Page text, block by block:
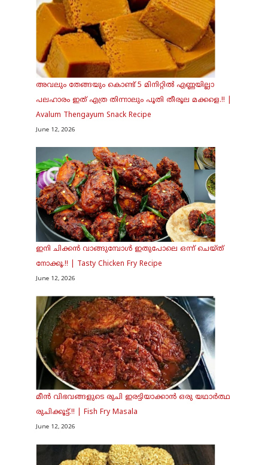
അവലും തേങ്ങയും കൊണ്ട് 5 മിനിറ്റിൽ എണ്ണയില്ലാ
പലഹാരം ഇത് എത്ര തിന്നാലും പൂതി തീരൂല മക്കളെ.!! |
Avalum Thengayum Snack Recipe
June 12, 2026
ഇനി ചിക്കൻ വാങ്ങുമ്പോൾ ഇതുപോലെ ഒന്ന് ചെയ്ത്
നോക്കൂ.!! | Tasty Chicken Fry Recipe
June 12, 2026
മീൻ വിഭവങ്ങളുടെ രുചി ഇരട്ടിയാക്കാൻ ഒരു യഥാർത്ഥ
രുചിക്കൂട്ട്.!! | Fish Fry Masala
June 12, 2026